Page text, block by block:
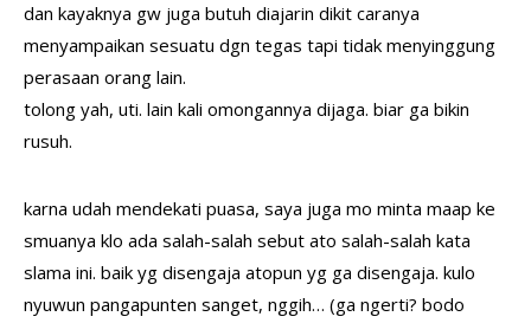
dan kayaknya gw juga butuh diajarin dikit caranya
menyampaikan sesuatu dgn tegas tapi tidak menyinggung
perasaan orang lain.
tolong yah, uti. lain kali omongannya dijaga. biar ga bikin
rusuh.
karna udah mendekati puasa, saya juga mo minta maap ke
smuanya klo ada salah-salah sebut ato salah-salah kata
slama ini. baik yg disengaja atopun yg ga disengaja. kulo
nyuwun pangapunten sanget, nggih… (ga ngerti? bodo